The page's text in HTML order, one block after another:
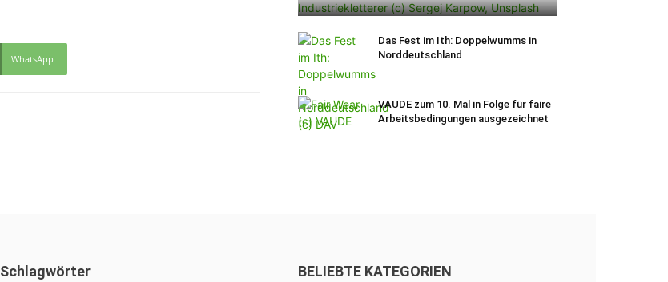
WhatsApp
Das Fest im Ith: Doppelwumms in
Norddeutschland
VAUDE zum 10. Mal in Folge für faire
Arbeitsbedingungen ausgezeichnet
Schlagwörter BELIEBTE KATEGORIEN